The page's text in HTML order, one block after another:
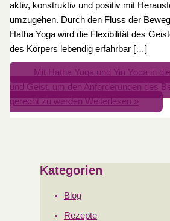
aktiv, konstruktiv und positiv mit
umzugehen. Durch den Fluss der
Hatha Yoga wird die Flexibilität des
des Körpers lebendig erfahrbar […]
Mit Hatha Yoga und Yin Yoga in
und Geist, um den Anforderungen des
gerecht zu werden Weiterlesen »
Kategorien
Blog
Rezepte